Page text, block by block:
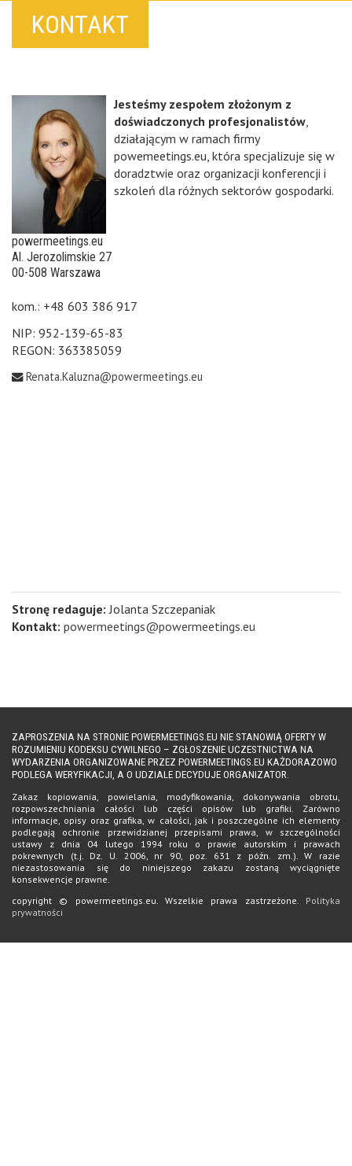
KONTAKT
Jesteśmy zespołem złożonym z
doświadczonych profesjonalistów
działającym w ramach firmy
powemeetings.eu, która specjalizuje się w
doradztwie oraz organizacji konferencji i
szkoleń dla różnych sektorów gospodarki.
powermeetings.eu
Al. Jerozolimskie 27
00-508 Warszawa
kom.: +48 603 386 917
NIP: 952-139-65-83
REGON: 363385059
Renata.Kaluzna@powermeetings.eu
Stronę redaguje: Jolanta Szczepaniak
Kontakt: powermeetings@powermeetings.eu
ZAPROSZENIA NA STRONIE POWERMEETINGS.EU NIE STANOWIĄ OFERTY W
ROZUMIENIU KODEKSU CYWILNEGO – ZGŁOSZENIE UCZESTNICTWA NA
WYDARZENIA ORGANIZOWANE PRZEZ POWERMEETINGS.EU KAŻDORAZOWO
PODLEGA WERYFIKACJI, A O UDZIALE DECYDUJE ORGANIZATOR.
Zakaz kopiowania, powielania, modyfikowania, dokonywania obrotu,
rozpowszechniania całości lub części opisów lub grafiki. Zarówno
informacje, opisy oraz grafika, w całości, jak i poszczególne ich elementy
podlegają ochronie przewidzianej przepisami prawa, w szczególności
ustawy z dnia 04 lutego 1994 roku o prawie autorskim i prawach
pokrewnych (t.j. Dz. U. 2006, nr 90, poz. 631 z późn. zm.). W razie
niezastosowania się do niniejszego zakazu zostaną wyciągnięte
konsekwencje prawne.
copyright © powermeetings.eu. Wszelkie prawa zastrzeżone. Polityka
prywatności